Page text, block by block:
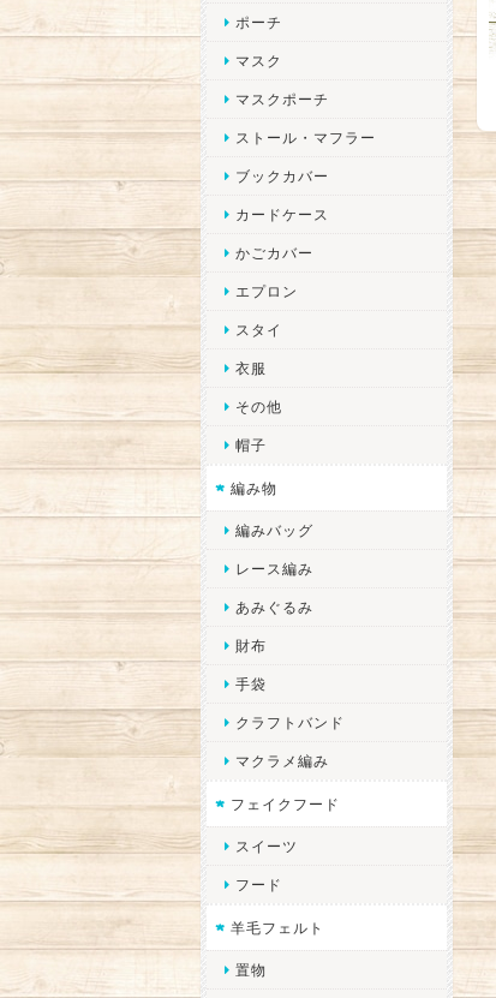
ポーチ
マスク
マスクポーチ
ストール・マフラー
ブックカバー
カードケース
かごカバー
エプロン
スタイ
衣服
その他
帽子
編み物
編みバッグ
レース編み
あみぐるみ
財布
手袋
クラフトバンド
マクラメ編み
フェイクフード
スイーツ
フード
羊毛フェルト
置物